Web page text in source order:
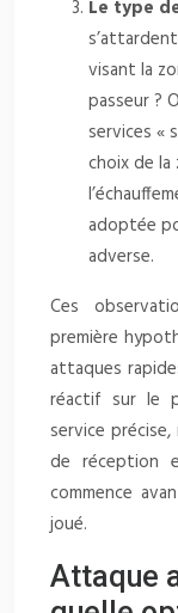
Le type
visant la
passeur ?
services «
choix de
adoptée
adverse.
Ces
première
attaques
réactif sur le
service
de réception
commence
joué.
Attaque